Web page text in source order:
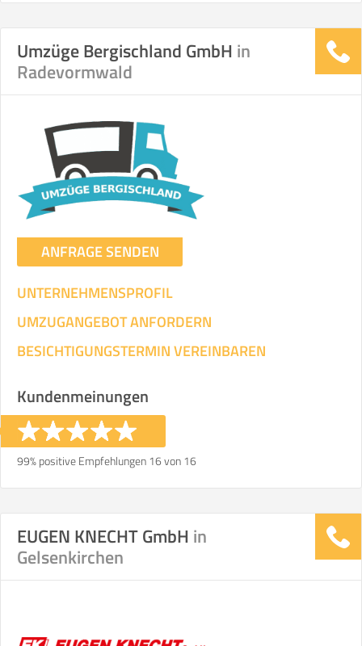
Umzüge Bergischland GmbH in
Radevormwald
ANFRAGE SENDEN
UNTERNEHMENSPROFIL
UMZUGANGEBOT ANFORDERN
BESICHTIGUNGSTERMIN VEREINBAREN
Kundenmeinungen
99% positive Empfehlungen 16 von 16
EUGEN KNECHT GmbH in
Gelsenkirchen